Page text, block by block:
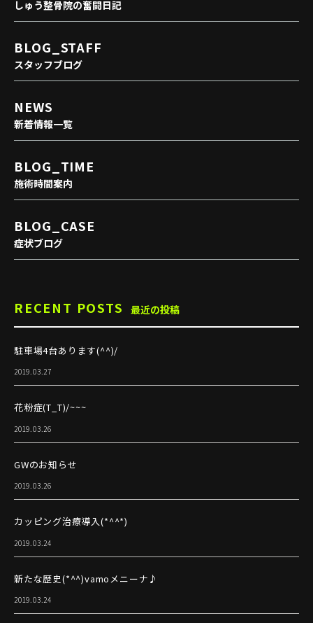
しゅう整骨院の奮闘日記
BLOG_STAFF
スタッフブログ
NEWS
新着情報一覧
BLOG_TIME
施術時間案内
BLOG_CASE
症状ブログ
RECENT POSTS 最近の投稿
駐車場4台あります(^^)/
2019.03.27
花粉症(T_T)/~~~
2019.03.26
GWのお知らせ
2019.03.26
カッピング治療導入(*^^*)
2019.03.24
新たな歴史(*^^)vamoメニーナ♪
2019.03.24